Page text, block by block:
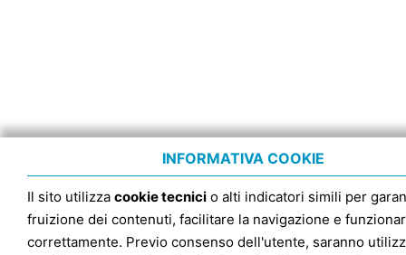
INFORMATIVA COOKIE
Il sito utilizza cookie tecnici o alti indicatori simili per
fruizione dei contenuti, facilitare la navigazione e
correttamente. Previo consenso dell'utente, saranno